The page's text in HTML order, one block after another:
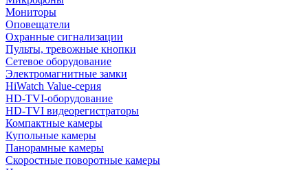
Мониторы
Оповещатели
Охранные сигнализации
Пульты, тревожные кнопки
Сетевое оборудование
Электромагнитные замки
HiWatch Value-серия
HD-TVI-оборудование
HD-TVI видеорегистраторы
Компактные камеры
Купольные камеры
Панорамные камеры
Скоростные поворотные камеры